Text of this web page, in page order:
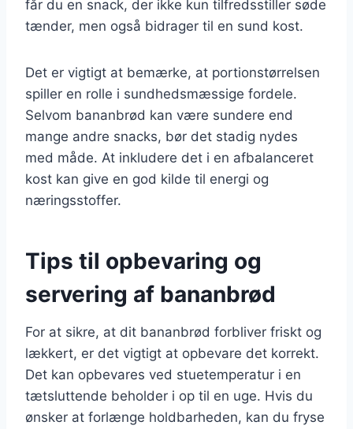
får du en snack, der ikke kun tilfredsstiller søde
tænder, men også bidrager til en sund kost.
Det er vigtigt at bemærke, at portionstørrelsen
spiller en rolle i sundhedsmæssige fordele.
Selvom bananbrød kan være sundere end
mange andre snacks, bør det stadig nydes
med måde. At inkludere det i en afbalanceret
kost kan give en god kilde til energi og
næringsstoffer.
Tips til opbevaring og
servering af bananbrød
For at sikre, at dit bananbrød forbliver friskt og
lækkert, er det vigtigt at opbevare det korrekt.
Det kan opbevares ved stuetemperatur i en
tætsluttende beholder i op til en uge. Hvis du
ønsker at forlænge holdbarheden, kan du fryse